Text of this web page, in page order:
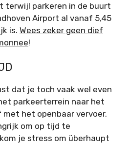
terwijl parkeren in de buurt
Airport al vanaf 5,45
is. Wees zeker geen dief
!
dat je toch vaak wel even
parkeerterrein naar het
met het openbaar vervoer.
om op tijd te
je stress om überhaupt